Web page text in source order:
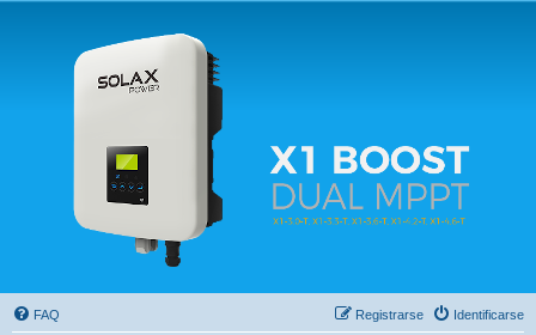
Solax FAQ
Lugar para intercambiar dudas sobre inversores solares Solax y temas relacionados.
FAQ Identificarse
Registrarse